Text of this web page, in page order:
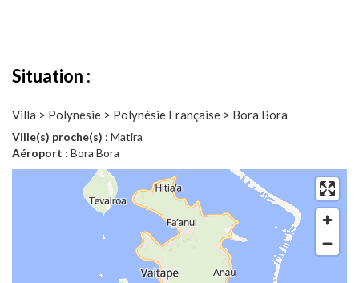
Situation :
Villa > Polynesie > Polynésie Française > Bora Bora
Ville(s) proche(s) : Matira
Aéroport : Bora Bora